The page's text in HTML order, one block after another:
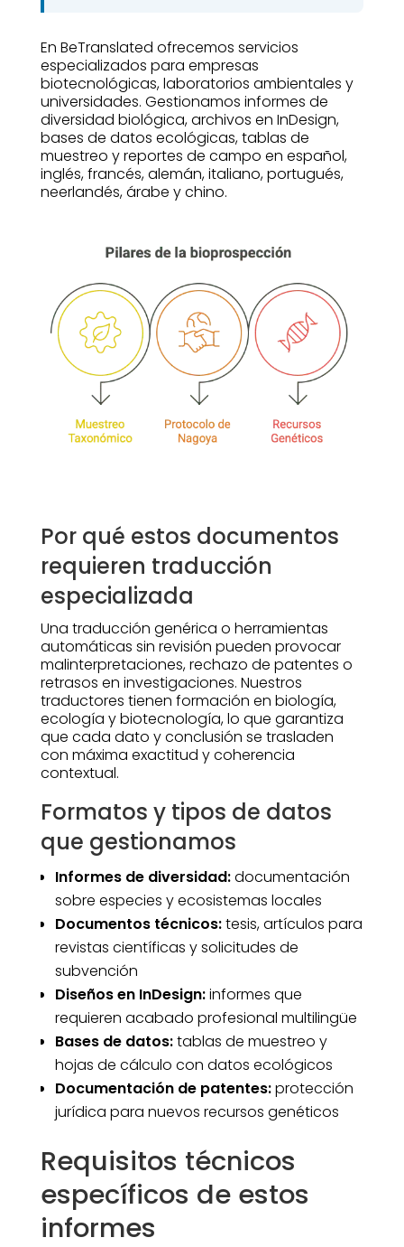
En BeTranslated ofrecemos servicios
especializados para empresas
biotecnológicas, laboratorios ambientales y
universidades. Gestionamos informes de
diversidad biológica, archivos en InDesign,
bases de datos ecológicas, tablas de
muestreo y reportes de campo en español,
inglés, francés, alemán, italiano, portugués,
neerlandés, árabe y chino.
Por qué estos documentos
requieren traducción
especializada
Una traducción genérica o herramientas
automáticas sin revisión pueden provocar
malinterpretaciones, rechazo de patentes o
retrasos en investigaciones. Nuestros
traductores tienen formación en biología,
ecología y biotecnología, lo que garantiza
que cada dato y conclusión se trasladen
con máxima exactitud y coherencia
contextual.
Formatos y tipos de datos
que gestionamos
Informes de diversidad:documentación
sobre especies y ecosistemas locales
Documentos técnicos:tesis, artículos para
revistas científicas y solicitudes de
subvención
Diseños en InDesign:informes que
requieren acabado profesional multilingüe
Bases de datos:tablas de muestreo y
hojas de cálculo con datos ecológicos
Documentación de patentes:protección
jurídica para nuevos recursos genéticos
Requisitos técnicos
específicos de estos
informes